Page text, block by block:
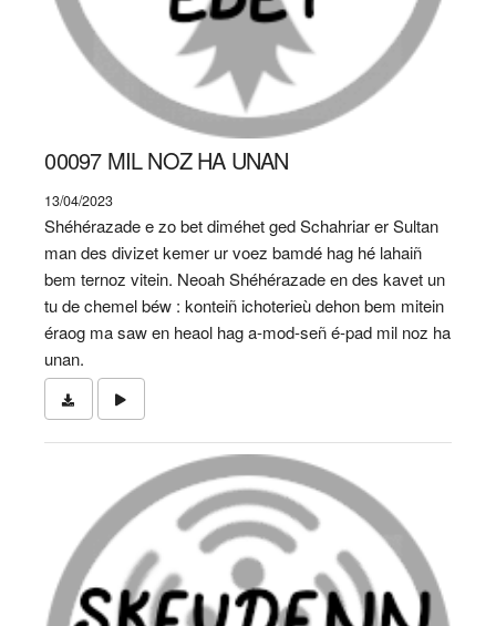
00097 MIL NOZ HA UNAN
13/04/2023
Shéhérazade e zo bet diméhet ged Schahriar er Sultan
man des divizet kemer ur voez bamdé hag hé lahaiñ
bem ternoz vitein. Neoah Shéhérazade en des kavet un
tu de chemel béw : konteiñ ichoterieù dehon bem mitein
éraog ma saw en heaol hag a-mod-señ é-pad mil noz ha
unan.